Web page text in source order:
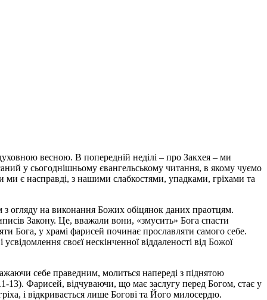
весною. В попередній неділі – про Закхея – ми
у сьогоднішньому євангельському читання, в якому чуємо
є насправді, з нашими слабкостями, упадками, гріхами та
з огляду на виконання Божих обіцянок даних праотцям.
Закону. Це, вважали вони, «змусить» Бога спасти
Бога, у храмі фарисей починає прославляти самого себе.
своєї нескінченної віддаленості від Божої
себе праведним, молиться напереді з піднятою
13). Фарисей, відчуваючи, що має заслугу перед Богом, стає у
і відкривається лише Богові та Його милосердю.